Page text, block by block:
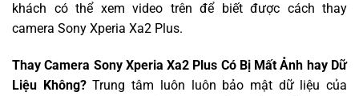
khách có thể xem video trên để biết được cách thay
camera Sony Xperia Xa2 Plus.
Thay Camera Sony Xperia Xa2 Plus Có Bị Mất Ảnh hay Dữ
Liệu Không?Trung tâm luôn luôn bảo mật dữ liệu của